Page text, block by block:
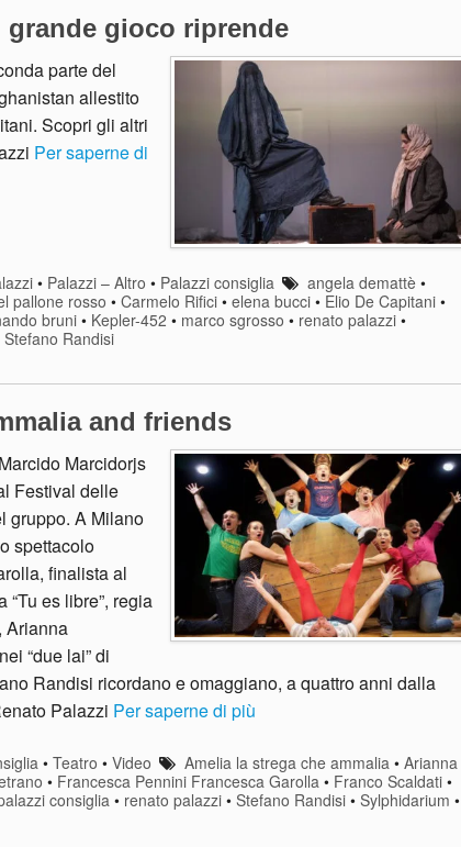
grande gioco riprende
parte del
allestito
Scopri gli altri
Per saperne di
• Palazzi – Altro • Palazzi consiglia angela demattè•
pallone rosso • Carmelo Rifici • elena bucci • Elio De Capitani •
bruni• Kepler-452 • marco sgrosso • renato palazzi •
Stefano Randisi
and friends
Marcidorjs
Festival delle
gruppo. A Milano
spettacolo
finalista al
es libre”, regia
Arianna
“due lai” di
Randisi ricordano e omaggiano, a quattro anni dalla
Palazzi Per saperne di più
• Teatro • Video Amelia la strega che ammalia • Arianna
• Francesca Pennini Francesca Garolla • Franco Scaldati •
consiglia • renato palazzi • Stefano Randisi • Sylphidarium •